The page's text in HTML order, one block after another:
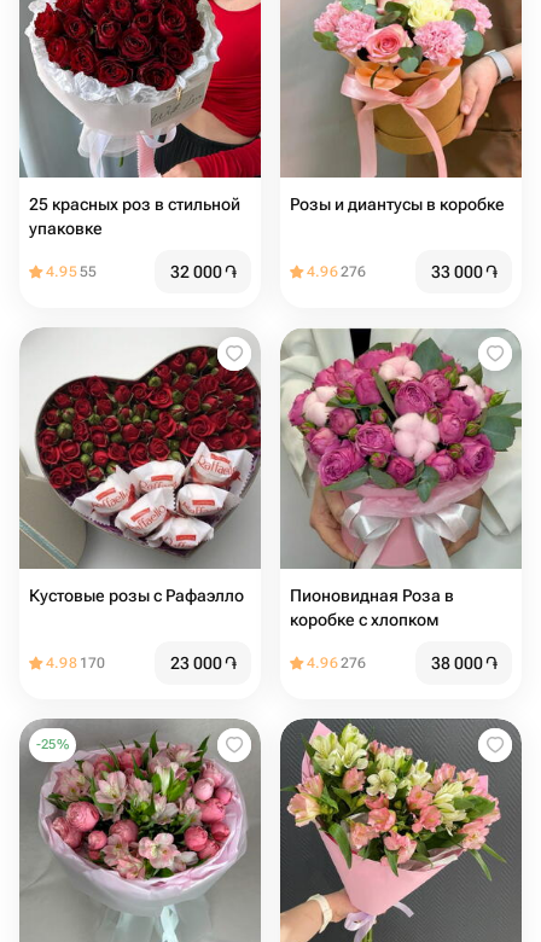
25 красных роз в стильной
упаковке
4.9555 32 000֏
Розы и диантусы в коробке
4.96276 33 000֏
Кустовые розы с Рафаэлло
4.98 170 23 000֏
Пионовидная Роза в
коробке с хлопком
4.96276 38 000֏
-25%